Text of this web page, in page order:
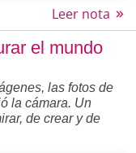
Leer nota
el mundo
las fotos de
la cámara. Un
de crear y de